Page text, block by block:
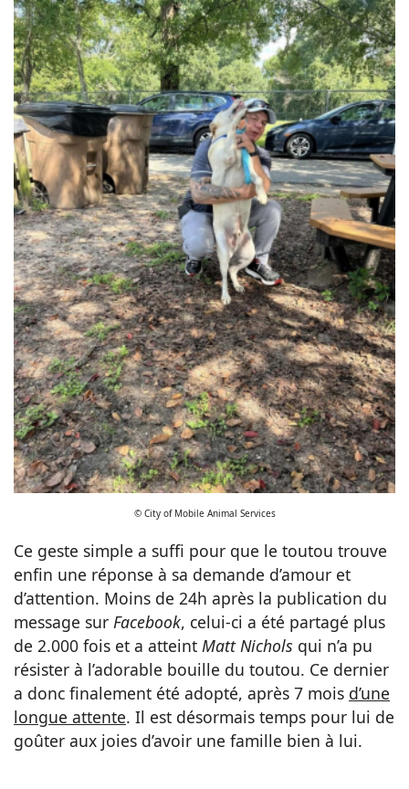
© City of Mobile Animal Services
Ce geste simple a suffi pour que le toutou trouve
enfin une réponse à sa demande d’amour et
d’attention. Moins de 24h après la publication du
message sur Facebook, celui-ci a été partagé plus
de 2.000 fois et a atteint Matt Nichols qui n’a pu
résister à l’adorable bouille du toutou. Ce dernier
a donc finalement été adopté, après 7 mois d’une
longue attente. Il est désormais temps pour lui de
goûter aux joies d’avoir une famille bien à lui.